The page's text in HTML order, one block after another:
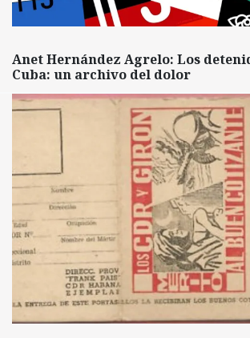
Anet Hernández Agrelo: Los
Cuba: un archivo del dolor